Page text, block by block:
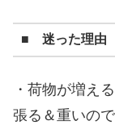
■ 迷った理由
・荷物が増え
張る＆重いので